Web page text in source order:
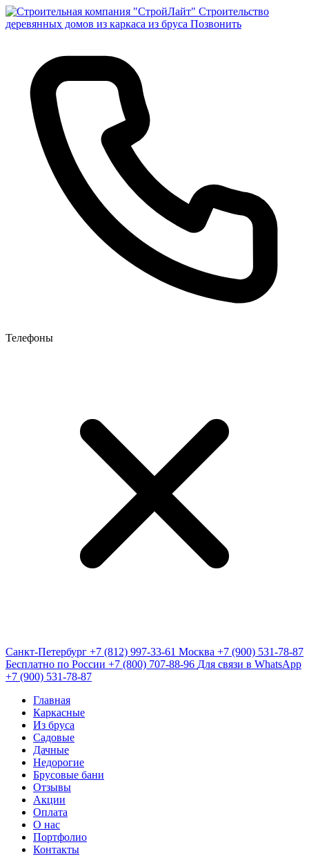
Строительство
деревянных домов из каркаса из бруса Позвонить
Телефоны
Санкт-Петербург +7 (812) 997-33-61 Москва +7 (900) 531-78-87
Бесплатно по России +7 (800) 707-88-96 Для связи в WhatsApp
+7 (900) 531-78-87
Главная
Каркасные
Из бруса
Садовые
Дачные
Недорогие
Брусовые бани
Отзывы
Акции
Оплата
О нас
Портфолио
Контакты